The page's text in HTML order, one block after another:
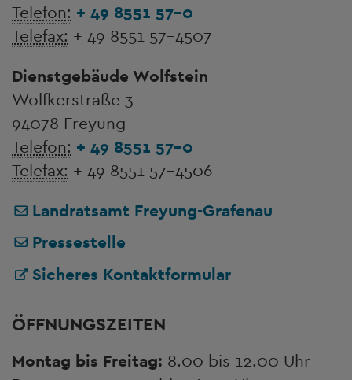
Telefon: + 49 8551 57-0
Telefax: + 49 8551 57-4507
Dienstgebäude Wolfstein
Wolfkerstraße 3
94078 Freyung
Telefon: + 49 8551 57-0
Telefax: + 49 8551 57-4506
Landratsamt Freyung-Grafenau
Pressestelle
Sicheres Kontaktformular
ÖFFNUNGSZEITEN
Montag bis Freitag: 8.00 bis 12.00 Uhr